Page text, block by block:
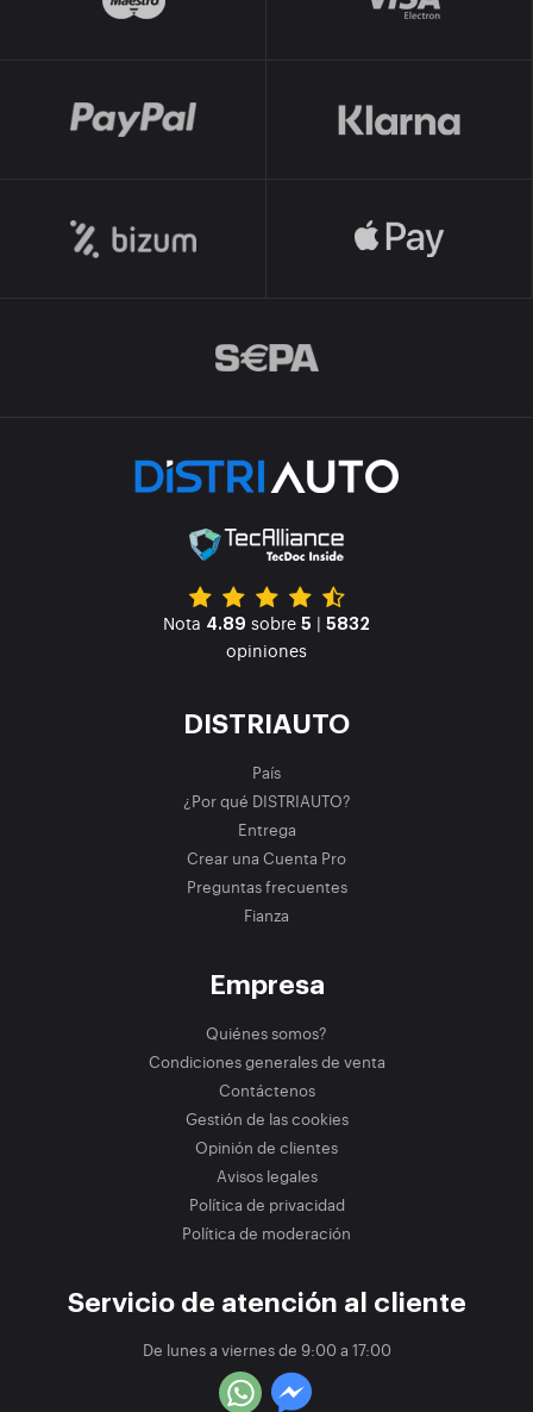
Nota 4.89 sobre 5 | 5832
opiniones
DISTRIAUTO
País
¿Por qué DISTRIAUTO?
Entrega
Crear una Cuenta Pro
Preguntas frecuentes
Fianza
Empresa
Quiénes somos?
Condiciones generales de venta
Contáctenos
Gestión de las cookies
Opinión de clientes
Avisos legales
Política de privacidad
Política de moderación
Servicio de atención al cliente
De lunes a viernes de 9:00 a 17:00